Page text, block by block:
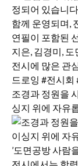
조경과 정원을
싱지 위에 자유